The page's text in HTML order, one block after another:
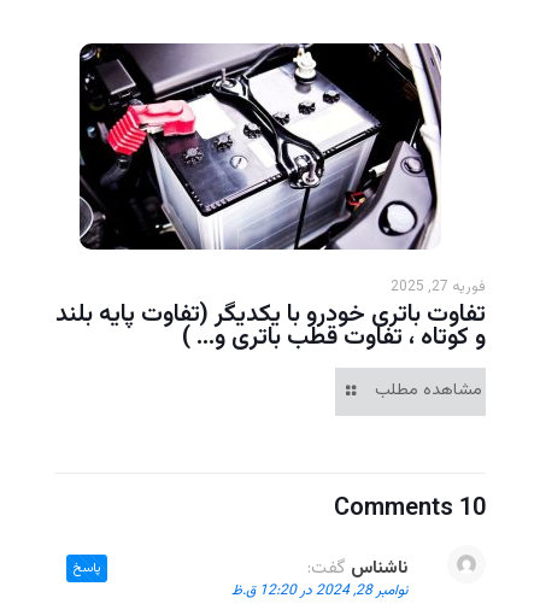
فوریه 27, 2025
تفاوت باتری خودرو با یکدیگر (تفاوت پایه بلند
و کوتاه ، تفاوت قطب باتری و… )
مشاهده مطلب
10 Comments
ناشناس گفت:
نوامبر 28, 2024 در 12:20 ق.ظ
پاسخ